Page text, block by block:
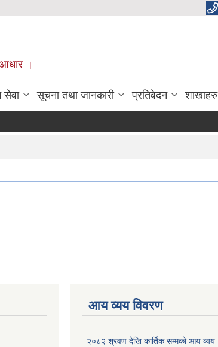
आधार ।
सेवा सूचना तथा जानकारी प्रतिवेदन शाखाहरु
आय व्यय विवरण
२०८२ श्रवण देखि कार्तिक सम्मको आय व्यय